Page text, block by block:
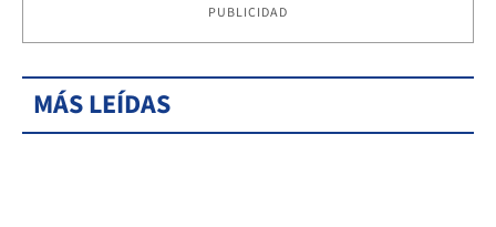
PUBLICIDAD
MÁS LEÍDAS